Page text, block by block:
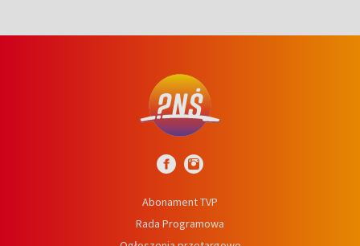
Abonament TVP
Rada Programowa